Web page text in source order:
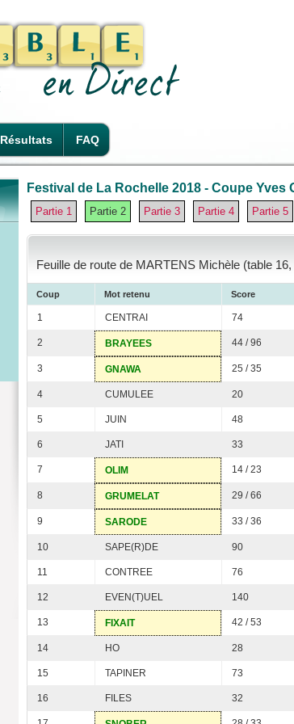
Résultats FAQ
Festival de La Rochelle 2018 - Coupe Yves
Partie 1 Partie 2 Partie 3 Partie 4 Partie 5
Feuille de route de MARTENS Michèle (table
Coup Mot retenu Score
1 CENTRAI 74
2 BRAYEES 44 / 96
3 GNAWA 25 / 35
4 CUMULEE 20
5 JUIN 48
6 JATI 33
7 OLIM 14 / 23
8 GRUMELAT 29 / 66
9 SARODE 33 / 36
10 SAPE(R)DE 90
11 CONTREE 76
12 EVEN(T)UEL 140
13 FIXAIT 42 / 53
14 HO 28
15 TAPINER 73
16 FILES 32